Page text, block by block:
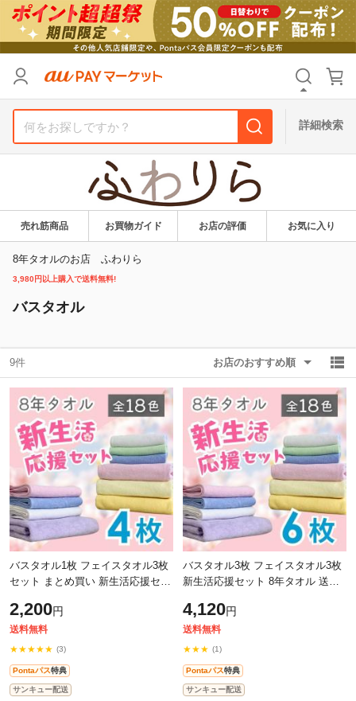
詳細検索
売れ筋商品 お買物ガイド お店の評価 お気に入り
8年タオルのお店 ふわりら
3,980円以上購入で送料無料!
バスタオル
9件 お店のおすすめ順
バスタオル1枚 フェイスタオル3枚
セット まとめ買い 新生活応援セッ
2,200円
送料無料
★★★★★ (3)
Pontaパス特典
サンキュー配送
バスタオル3枚 フェイスタオル3枚
新生活応援セット 8年タオル 送料
4,120円
送料無料
★★★ (1)
Pontaパス特典
サンキュー配送
支払い方法
送料無料 タイムセール
Pontaパス特典対象すべて
除外ワード
リセット
支払い方法
送料無料 タイムセール
Pontaパス特典対象すべて
除外ワード